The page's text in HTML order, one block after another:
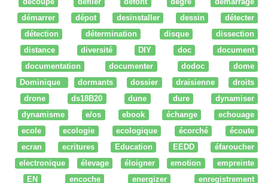
démarrer
dépot desinstaller dessin
détecter
détection
détermination disque
dissection
distance
diversité DIY doc
document
documentation
documenter dodoc
dome
Dominique
dormants dossier draisienne
droits
drone
ds18B20 dune dure
dynamiser
dynamisme
e/os ebook échange
echouage
ecole
ecologie ecologique écorché
écoute
ecran
ecritures Education EEDD
éfaroucher
electronique
élevage éloigner emotion
empreinte
EN
encoche energizer
enregistrement